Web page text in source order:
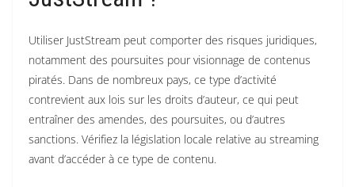
Utiliser JustStream peut comporter des risques juridiques,
notamment des poursuites pour visionnage de contenus
piratés. Dans de nombreux pays, ce type d’activité
contrevient aux lois sur les droits d’auteur, ce qui peut
entraîner des amendes, des poursuites, ou d’autres
sanctions. Vérifiez la législation locale relative au streaming
avant d’accéder à ce type de contenu.